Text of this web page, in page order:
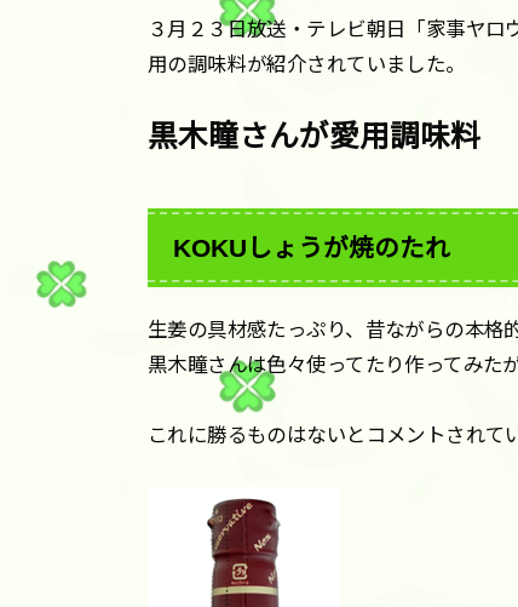
３月２３日放送・テレビ朝日「家事ヤ
用の調味料が紹介されていました。
黒木瞳さんが愛用調味料
KOKUしょうが焼のたれ
生姜の具材感たっぷり、昔ながらの本格
黒木瞳さんは色々使ってたり作ってみた
これに勝るものはないとコメントされて